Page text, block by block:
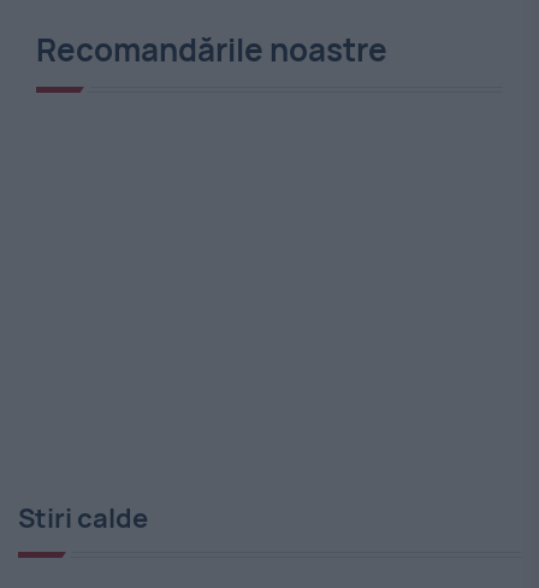
Recomandările noastre
Stiri calde